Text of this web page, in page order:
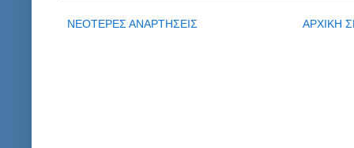
ΝΕΟΤΕΡΕΣ ΑΝΑΡΤΗΣΕΙΣ ΑΡΧΙΚΗ